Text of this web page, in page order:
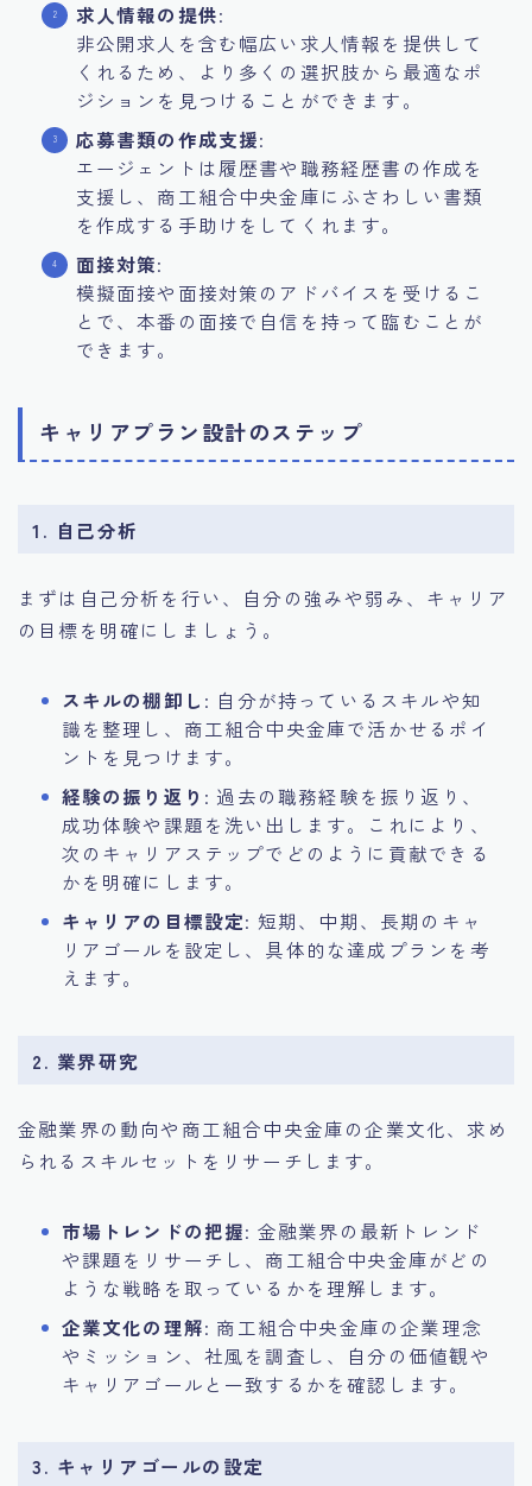
求人情報の提供:
非公開求人を含む幅広い求人情報を提供して
くれるため、より多くの選択肢から最適なポ
ジションを見つけることができます。
応募書類の作成支援:
エージェントは履歴書や職務経歴書の作成を
支援し、商工組合中央金庫にふさわしい書類
を作成する手助けをしてくれます。
面接対策:
模擬面接や面接対策のアドバイスを受けるこ
とで、本番の面接で自信を持って臨むことが
できます。
キャリアプラン設計のステップ
1. 自己分析
まずは自己分析を行い、自分の強みや弱み、キャリア
の目標を明確にしましょう。
スキルの棚卸し : 自分が持っているスキルや知
識を整理し、商工組合中央金庫で活かせるポイ
ントを見つけます。
経験の振り返り : 過去の職務経験を振り返り、
成功体験や課題を洗い出します。これにより、
次のキャリアステップでどのように貢献できる
かを明確にします。
キャリアの目標設定: 短期、中期、長期のキャ
リアゴールを設定し、具体的な達成プランを考
えます。
2. 業界研究
金融業界の動向や商工組合中央金庫の企業文化、求め
られるスキルセットをリサーチします。
市場トレンドの把握: 金融業界の最新トレンド
や課題をリサーチし、商工組合中央金庫がどの
ような戦略を取っているかを理解します。
企業文化の理解: 商工組合中央金庫の企業理念
やミッション、社風を調査し、自分の価値観や
キャリアゴールと一致するかを確認します。
3. キャリアゴールの設定